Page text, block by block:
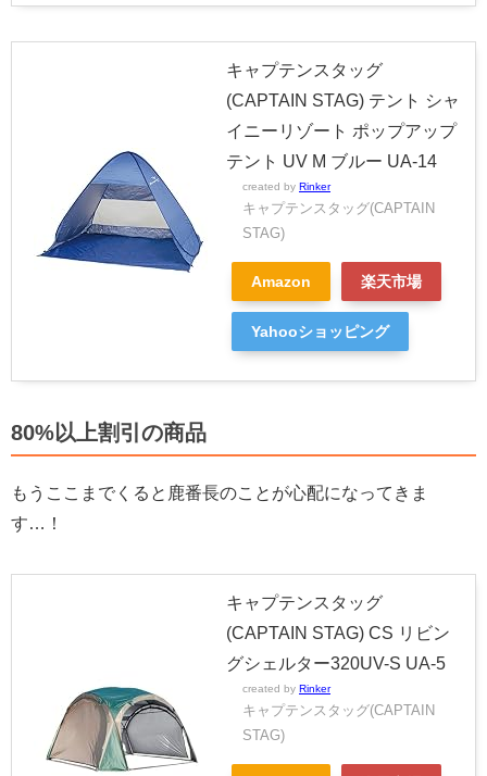
キャプテンスタッグ
(CAPTAIN STAG) テント シャ
イニーリゾート ポップアップ
テント UV M ブルー UA-14
created by Rinker
キャプテンスタッグ(CAPTAIN
STAG)
Amazon 楽天市場
Yahooショッピング
80%以上割引の商品
もうここまでくると鹿番長のことが心配になってきま
す…！
キャプテンスタッグ
(CAPTAIN STAG) CS リビン
グシェルター320UV-S UA-5
created by Rinker
キャプテンスタッグ(CAPTAIN
STAG)